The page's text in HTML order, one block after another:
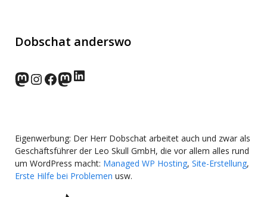
Dobschat anderswo
norden.social
Instagram
Facebook
wp-punks.social
LinkedIn
Eigenwerbung: Der Herr Dobschat arbeitet auch und zwar als
Geschäftsführer der Leo Skull GmbH, die vor allem alles rund
um WordPress macht: Managed WP Hosting, Site-Erstellung,
Erste Hilfe bei Problemen usw.